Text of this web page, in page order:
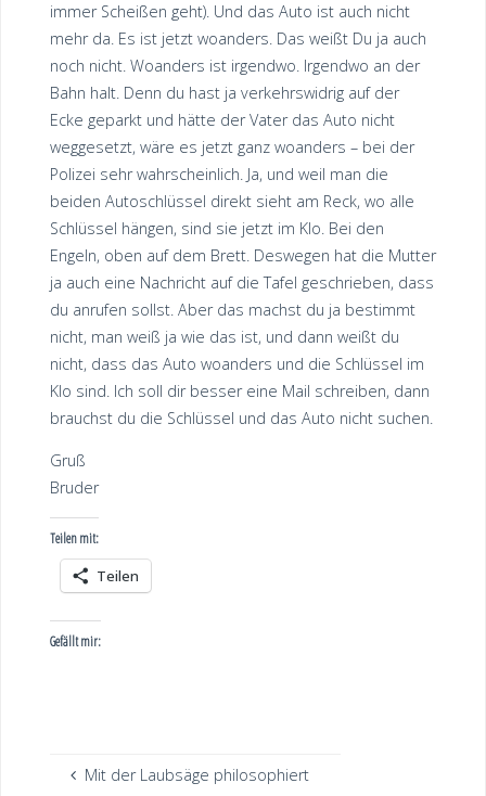
immer Scheißen geht). Und das Auto ist auch nicht
mehr da. Es ist jetzt woanders. Das weißt Du ja auch
noch nicht. Woanders ist irgendwo. Irgendwo an der
Bahn halt. Denn du hast ja verkehrswidrig auf der
Ecke geparkt und hätte der Vater das Auto nicht
weggesetzt, wäre es jetzt ganz woanders – bei der
Polizei sehr wahrscheinlich. Ja, und weil man die
beiden Autoschlüssel direkt sieht am Reck, wo alle
Schlüssel hängen, sind sie jetzt im Klo. Bei den
Engeln, oben auf dem Brett. Deswegen hat die Mutter
ja auch eine Nachricht auf die Tafel geschrieben, dass
du anrufen sollst. Aber das machst du ja bestimmt
nicht, man weiß ja wie das ist, und dann weißt du
nicht, dass das Auto woanders und die Schlüssel im
Klo sind. Ich soll dir besser eine Mail schreiben, dann
brauchst du die Schlüssel und das Auto nicht suchen.
Gruß
Bruder
Teilen mit:
Teilen
Gefällt mir:
Mit der Laubsäge philosophiert